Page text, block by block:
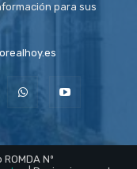
para sus
Nº